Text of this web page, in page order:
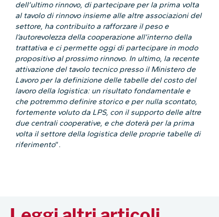
dell’ultimo rinnovo, di partecipare per la prima volta
al tavolo di rinnovo insieme alle altre associazioni del
settore, ha contribuito a rafforzare il peso e
l’autorevolezza della cooperazione all’interno della
trattativa e ci permette oggi di partecipare in modo
propositivo al prossimo rinnovo. In ultimo, la recente
attivazione del tavolo tecnico presso il Ministero de
Lavoro per la definizione delle tabelle del costo del
lavoro della logistica: un risultato fondamentale e
che potremmo definire storico e per nulla scontato,
fortemente voluto da LPS, con il supporto delle altre
due centrali cooperative, e che doterà per la prima
volta il settore della logistica delle proprie tabelle di
riferimento”.